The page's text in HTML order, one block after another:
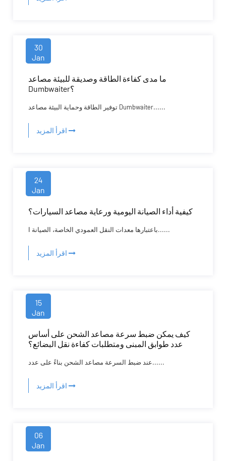
30
Jan
ما مدى كفاءة الطاقة وصديقة للبيئة مصاعد
Dumbwaiter؟
توفير الطاقة وحماية البيئة مصاعد Dumbwaiter......
اقرأ المزيد
24
Jan
كيفية أداء الصيانة اليومية ورعاية مصاعد السيارات؟
باعتبارها معدات النقل العمودي الخاصة، الصيانة ا......
اقرأ المزيد
15
Jan
كيف يمكن ضبط سرعة مصاعد الشحن على أساس
عدد طوابق المبنى ومتطلبات كفاءة نقل البضائع؟
عند ضبط السرعة مصاعد الشحن بناءً على عدد......
اقرأ المزيد
06
Jan